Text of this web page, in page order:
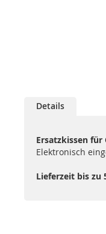
der
springen
Details
Ersatzkissen für
Elektronisch
Lieferzeit bis zu